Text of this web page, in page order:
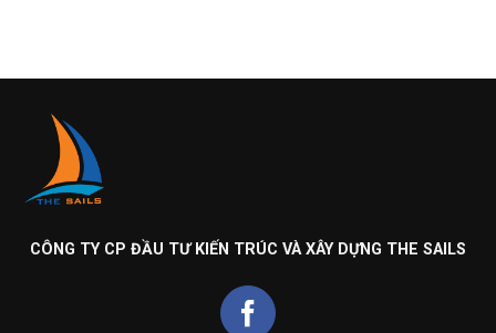
CÔNG TY CP ĐẦU TƯ KIẾN TRÚC VÀ XÂY DỰNG THE SAILS